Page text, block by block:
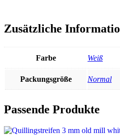
Zusätzliche
Farbe Weiß
Packungsgröße Normal
Passende Produkte